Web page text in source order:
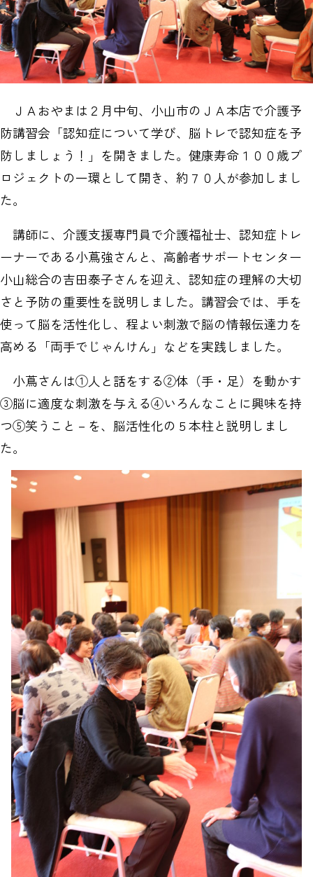
ＪＡおやまは２月中旬、小山市のＪＡ本店で介護予
防講習会「認知症について学び、脳トレで認知症を予
防しましょう！」を開きました。健康寿命１００歳プ
ロジェクトの一環として開き、約７０人が参加しまし
た。
講師に、介護支援専門員で介護福祉士、認知症トレ
ーナーである小蔦強さんと、高齢者サポートセンター
小山総合の吉田泰子さんを迎え、認知症の理解の大切
さと予防の重要性を説明しました。講習会では、手を
使って脳を活性化し、程よい刺激で脳の情報伝達力を
高める「両手でじゃんけん」などを実践しました。
小蔦さんは①人と話をする②体（手・足）を動かす
③脳に適度な刺激を与える④いろんなことに興味を持
つ⑤笑うこと－を、脳活性化の５本柱と説明しまし
た。